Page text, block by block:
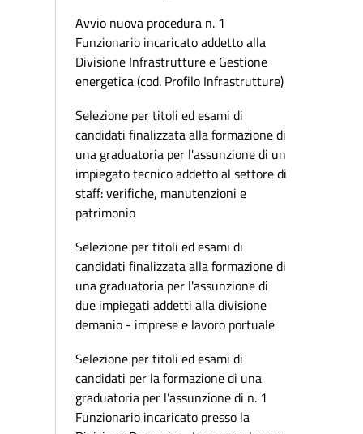
Avvio nuova procedura n. 1
Funzionario incaricato addetto alla
Divisione Infrastrutture e Gestione
energetica (cod. Profilo Infrastrutture)
Selezione per titoli ed esami di
candidati finalizzata alla formazione di
una graduatoria per l'assunzione di un
impiegato tecnico addetto al settore di
staff: verifiche, manutenzioni e
patrimonio
Selezione per titoli ed esami di
candidati finalizzata alla formazione di
una graduatoria per l'assunzione di
due impiegati addetti alla divisione
demanio - imprese e lavoro portuale
Selezione per titoli ed esami di
candidati per la formazione di una
graduatoria per l’assunzione di n. 1
Funzionario incaricato presso la